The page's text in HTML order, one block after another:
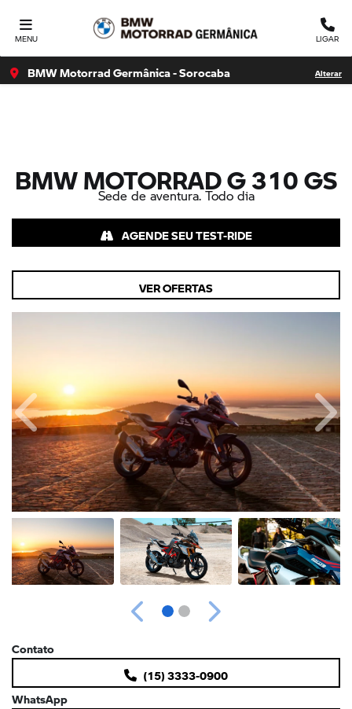
suporte para leitor de tela, pressione Ctrl+Alt+Z Para saber
mais sobre
MENU LIGAR
BMW Motorrad Germânica - Sorocaba Alterar
BMW MOTORRADG 310 GS
Sede de aventura. Todo dia
AGENDE SEU TEST-RIDE
VER OFERTAS
Anterior
Anterior Próximo
Contato
(15) 3333-0900
WhatsApp